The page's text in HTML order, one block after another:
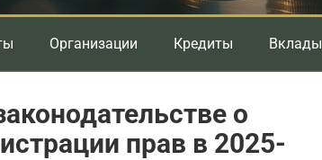
Организации Кредиты Вклады
о
прав в 2025-